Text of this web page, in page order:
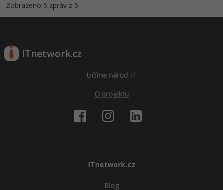
Zobrazeno 5 zpráv z 5.
ITnetwork.cz
Učíme národ IT
O projektu
ITnetwork.cz
Blog